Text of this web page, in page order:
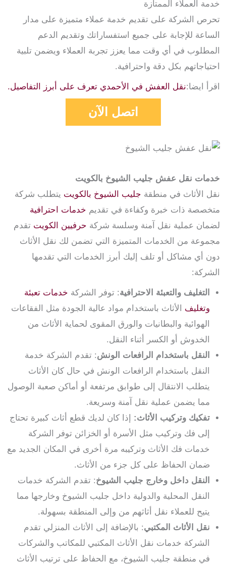
خدمة العملاء الممتازة
تحرص الشركة على تقديم خدمة عملاء متميزة على مدار
الساعة للإجابة على جميع استفساراتك وتقديم الدعم
المطلوب في أي وقت مما يعزز تجربة العملاء ويضمن تلبية
احتياجاتهم بكل دقة واحترافية.
اقرأ ايضا:نقل العفش في الأحمدي تعرف على أبرز التفاصيل.
اتصل الآن
خدمات نقل عفش جليب الشيوخ بالكويت
نقل الأثاث في منطقة جليب الشيوخ بالكويت يتطلب شركة
متخصصة ذات خبرة وكفاءة في تقديم خدمات احترافية
لضمان عملية نقل آمنة وسلسة شركة حرفيين الكويت تقدم
مجموعة من الخدمات المتميزة التي تضمن لك نقل الأثاث
دون أي مشاكل أو تلف إليك أبرز الخدمات التي تقدمها
الشركة:
التغليف والتعبئة الاحترافية: توفر الشركة خدمات تعبئة
وتغليف الأثاث باستخدام مواد عالية الجودة مثل الفقاعات
الهوائية والبطانيات والورق المقوى لحماية الأثاث من
الخدوش أو الكسر أثناء النقل.
النقل باستخدام الرافعات الونش: تقدم الشركة خدمة
النقل باستخدام الرافعات الونش في حال كان الأثاث
يتطلب الانتقال إلى طوابق مرتفعة أو أماكن صعبة الوصول
مما يضمن عملية نقل آمنة وسريعة.
تفكيك وتركيب الأثاث:
إذا كان لديك قطع أثاث كبيرة تحتاج
إلى فك وتركيب مثل الأسرة أو الخزائن توفر الشركة
خدمات فك الأثاث وتركيبه مرة أخرى في المكان الجديد مع
ضمان الحفاظ على كل جزء من الأثاث.
النقل داخل وخارج جليب الشيوخ: تقدم الشركة خدمات
النقل المحلية والدولية داخل جليب الشيوخ وخارجها مما
يتيح للعملاء نقل أثاثهم من وإلى المنطقة بسهولة.
نقل الأثاث المكتبي: بالإضافة إلى الأثاث المنزلي تقدم
الشركة خدمات نقل الأثاث المكتبي للمكاتب والشركات
في منطقة جليب الشيوخ، مع الحفاظ على ترتيب الأثاث